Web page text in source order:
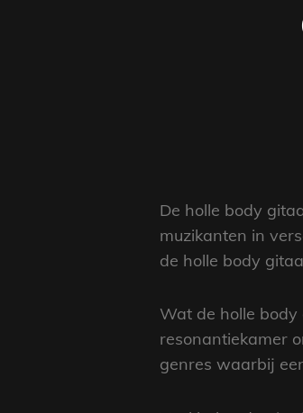
De holle body
muzikanten in
de holle body
Wat de holle
resonantiekamer
genres waarbij